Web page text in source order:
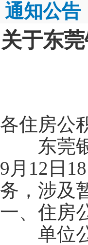
通知公告
关于东
各住房公
东莞银
9月12日
务，涉及
一、住房
单位公